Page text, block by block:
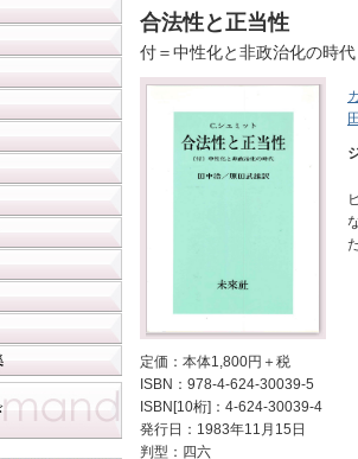
合法性と正当性
付＝中性化と非政治化の時代
定価：本体1,800円＋税
ISBN：978-4-624-30039-5
ISBN[10桁]：4-624-30039-4
発行日：1983年11月15日
判型：四六